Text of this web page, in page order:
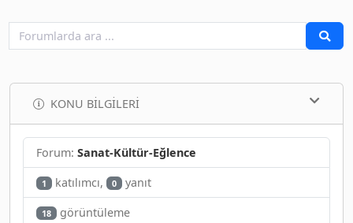
KONU BILGILERI
Forum: Sanat-Kültür-Eğlence
1 katılımcı, 0 yanıt
18
görüntüleme